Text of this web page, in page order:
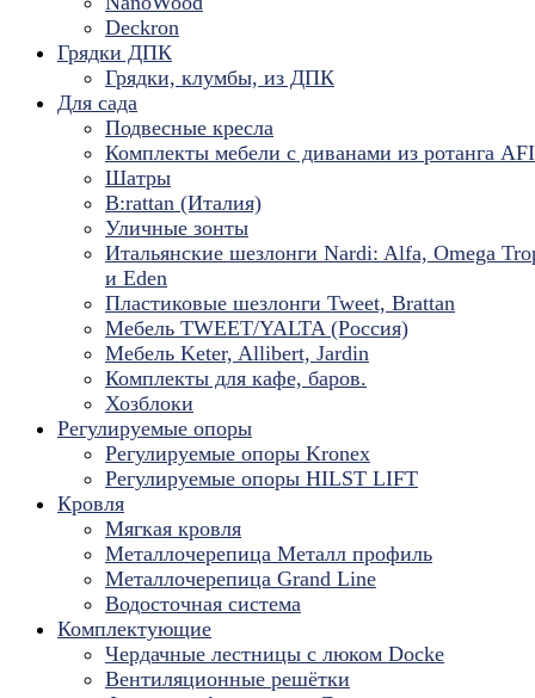
Deckron
Грядки ДПК
Грядки, клумбы, из ДПК
Для сада
Подвесные кресла
Комплекты мебели с диванами из ротанга
Шатры
B:rattan (Италия)
Уличные зонты
Итальянские шезлонги Nardi: Alfa, Omega
и Eden
Пластиковые шезлонги Tweet, Brattan
Мебель TWEET/YALTA (Россия)
Мебель Keter, Allibert, Jardin
Комплекты для кафе, баров.
Хозблоки
Регулируемые опоры
Регулируемые опоры Kronex
Регулируемые опоры HILST LIFT
Кровля
Мягкая кровля
Металлочерепица Металл профиль
Металлочерепица Grand Line
Водосточная система
Комплектующие
Чердачные лестницы с люком Docke
Вентиляционные решётки